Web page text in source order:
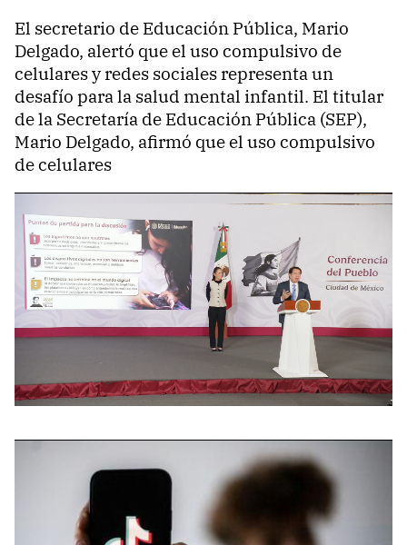
El secretario de Educación Pública, Mario
Delgado, alertó que el uso compulsivo de
celulares y redes sociales representa un
desafío para la salud mental infantil. El titular
de la Secretaría de Educación Pública (SEP),
Mario Delgado, afirmó que el uso compulsivo
de celulares